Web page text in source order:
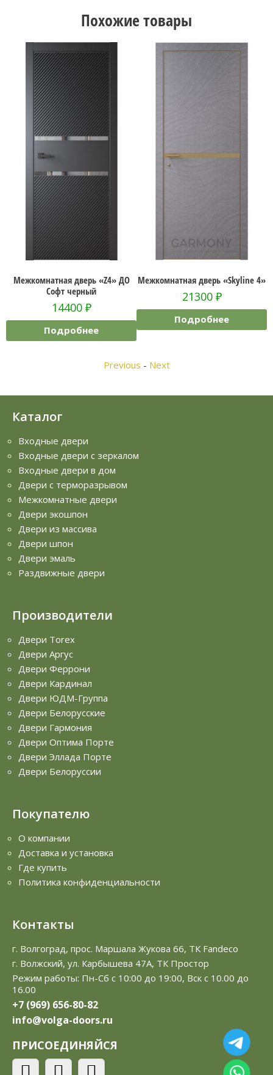
Похожие товары
Межкомнатная дверь «Z4» ДО
Софт черный
14400₽
Подробнее
Межкомнатная дверь «Skyline 4»
21300₽
Подробнее
Previous - Next
Каталог
Входные двери
Входные двери с зеркалом
Входные двери в дом
Двери с терморазрывом
Межкомнатные двери
Двери экошпон
Двери из массива
Двери шпон
Двери эмаль
Раздвижные двери
Производители
Двери Torex
Двери Аргус
Двери Феррони
Двери Кардинал
Двери ЮДМ-Группа
Двери Белорусские
Двери Гармония
Двери Оптима Порте
Двери Эллада Порте
Двери Белоруссии
Покупателю
О компании
Доставка и установка
Где купить
Политика конфиденциальности
Контакты
г. Волгоград, прос. Маршала Жукова 66, ТК Fandeco
г. Волжский, ул. Карбышева 47А, ТК Простор
Режим работы: Пн-Сб с 10:00 до 19:00, Вск с 10.00 до
16.00
+7 (969) 656-80-82
info@volga-doors.ru
ПРИСОЕДИНЯЙСЯ